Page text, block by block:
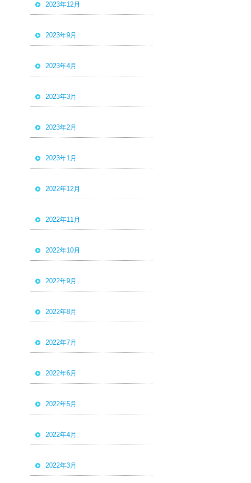
2023年12月
2023年9月
2023年4月
2023年3月
2023年2月
2023年1月
2022年12月
2022年11月
2022年10月
2022年9月
2022年8月
2022年7月
2022年6月
2022年5月
2022年4月
2022年3月